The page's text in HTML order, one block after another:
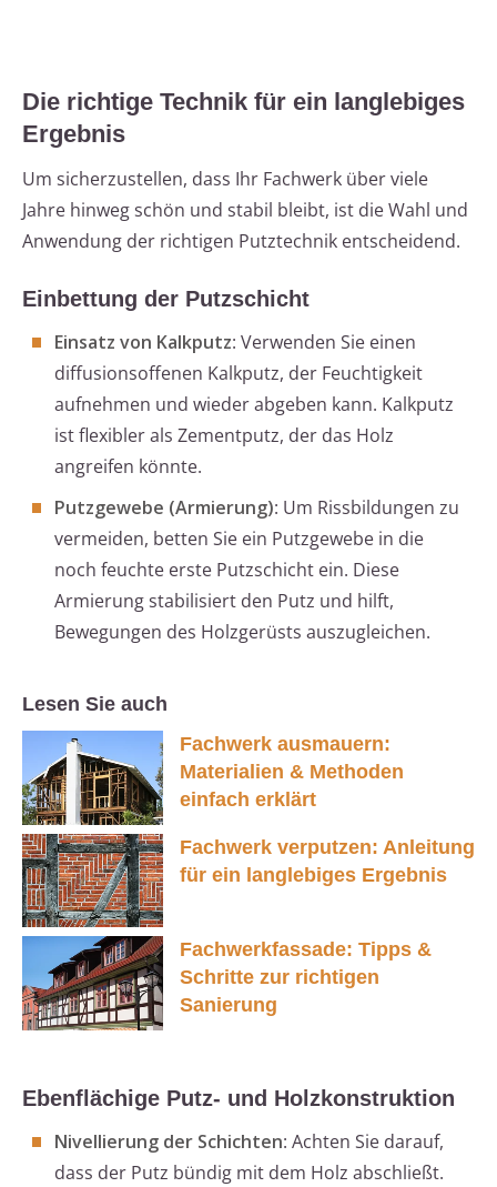
Die richtige Technik für ein langlebiges
Ergebnis
Um sicherzustellen, dass Ihr Fachwerk über viele
Jahre hinweg schön und stabil bleibt, ist die Wahl und
Anwendung der richtigen Putztechnik entscheidend.
Einbettung der Putzschicht
Einsatz von Kalkputz: Verwenden Sie einen
diffusionsoffenen Kalkputz, der Feuchtigkeit
aufnehmen und wieder abgeben kann. Kalkputz
ist flexibler als Zementputz, der das Holz
angreifen könnte.
Putzgewebe (Armierung): Um Rissbildungen zu
vermeiden, betten Sie ein Putzgewebe in die
noch feuchte erste Putzschicht ein. Diese
Armierung stabilisiert den Putz und hilft,
Bewegungen des Holzgerüsts auszugleichen.
Lesen Sie auch
Fachwerk ausmauern:
Materialien & Methoden
einfach erklärt
Fachwerk verputzen: Anleitung
für ein langlebiges Ergebnis
Fachwerkfassade: Tipps &
Schritte zur richtigen
Sanierung
Ebenflächige Putz- und Holzkonstruktion
Nivellierung der Schichten: Achten Sie darauf,
dass der Putz bündig mit dem Holz abschließt.